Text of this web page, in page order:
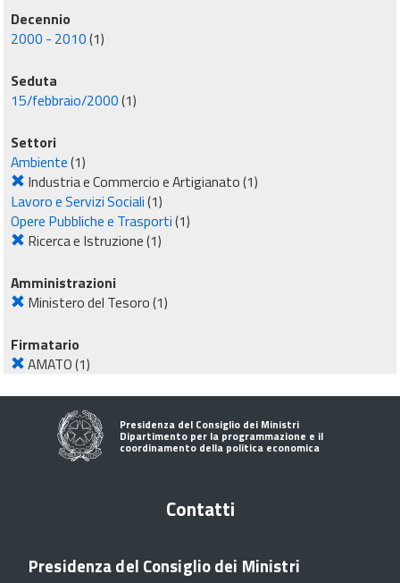
Decennio
2000 - 2010(1)
Seduta
15/febbraio/2000(1)
Settori
Ambiente(1)
Industria e Commercio e Artigianato(1)
Lavoro e Servizi Sociali(1)
Opere Pubbliche e Trasporti(1)
Ricerca e Istruzione(1)
Amministrazioni
Ministero del Tesoro(1)
Firmatario
AMATO(1)
Presidenza del Consiglio dei Ministri
Dipartimento per la programmazione e il
coordinamento della politica economica
Contatti
Presidenza del Consiglio dei Ministri